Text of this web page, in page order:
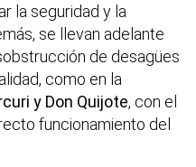
la seguridad y la
se llevan adelante
de desagües
como en la
y Don Quijote, con el
funcionamiento del